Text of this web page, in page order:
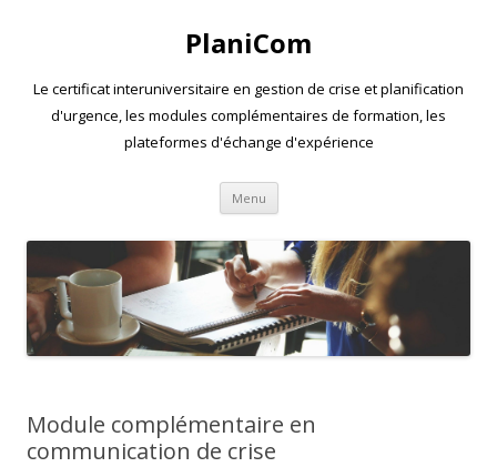
PlaniCom
Le certificat interuniversitaire en gestion de crise et planification
d'urgence, les modules complémentaires de formation, les
plateformes d'échange d'expérience
Menu Aller
contenu
Module complémentaire en
communication de crise